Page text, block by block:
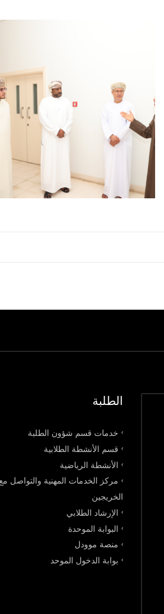
الطلبة
خدمات قسم شؤون الطلبة
قسم الأنشطة الطلابية
الأنشطة الرياضية
مركز الخدمات المهنية والتواصل
الخريجين
الإرشاد الطلابي
البوابة الموحدة
منصة موودل
بوابة الدخول الموحد